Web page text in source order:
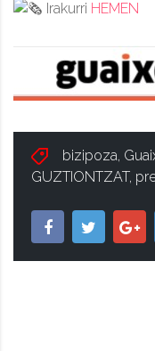
Irakurri HEMEN
bizipoza,
GUZTIONTZAT,